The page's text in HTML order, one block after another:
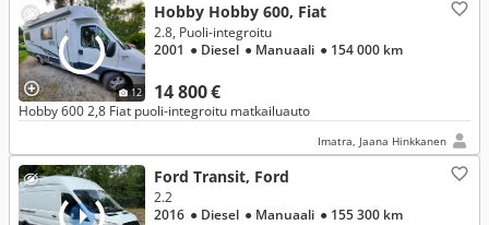
12
Hobby Hobby 600, Fiat
14 800 €
2.8, Puoli-integroitu
2001 ● Diesel ● Manuaali ● 154 000 km
Hobby 600 2,8 Fiat puoli-integroitu matkailuauto
Imatra, Jaana Hinkkanen
Ford Transit, Ford
2.2
2016 ● Diesel ● Manuaali ● 155 300 km